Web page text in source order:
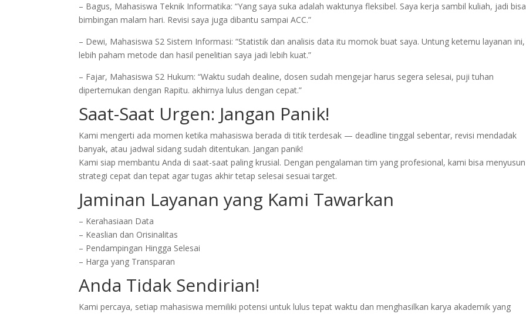
– Bagus, Mahasiswa Teknik Informatika: “Yang saya suka adalah waktunya fleksibel. Saya kerja sambil kuliah, jadi bisa
bimbingan malam hari. Revisi saya juga dibantu sampai ACC.”
– Dewi, Mahasiswa S2 Sistem Informasi: “Statistik dan analisis data itu momok buat saya. Untung ketemu layanan
lebih paham metode dan hasil penelitian saya jadi lebih kuat.”
– Fajar, Mahasiswa S2 Hukum: “Waktu sudah dealine, dosen sudah mengejar harus segera selesai, puji tuhan
dipertemukan dengan Rapitu. akhirnya lulus dengan cepat.”
Saat-Saat Urgen: Jangan Panik!
Kami mengerti ada momen ketika mahasiswa berada di titik terdesak — deadline tinggal sebentar, revisi mendadak
banyak, atau jadwal sidang sudah ditentukan. Jangan panik!
Kami siap membantu Anda di saat-saat paling krusial. Dengan pengalaman tim yang profesional, kami bisa menyusun
strategi cepat dan tepat agar tugas akhir tetap selesai sesuai target.
Jaminan Layanan yang Kami Tawarkan
– Kerahasiaan Data
– Keaslian dan Orisinalitas
– Pendampingan Hingga Selesai
– Harga yang Transparan
Anda Tidak Sendirian!
Kami percaya, setiap mahasiswa memiliki potensi untuk lulus tepat waktu dan menghasilkan karya akademik yang